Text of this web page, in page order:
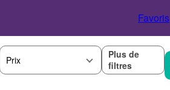
Favoris
Prix
Plus de
filtres